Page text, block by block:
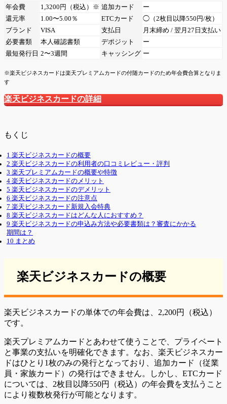
年会費 1,3200円（税込）※ 追加カード
ー
還元率
1.00〜5.00％ ETCカード
◯（2枚目以降550円/枚）
ブランド
VISA 支払日
月末締め / 翌月27日支払い
必要書類
本人確認書類 デポジット
ー
最短発行日 2〜3週間 キャッシング ー
※楽天ビジネスカードは楽天プレミアムカードの付随カードのため年会費合算となりま
す
楽天ビジネスカードの詳細
もくじ
1 楽天ビジネスカードの概要
2 楽天ビジネスカードの利用者の口コミレビュー・評判
3 楽天プレミアムカードの概要や特徴
4 楽天ビジネスカードのメリット
5 楽天ビジネスカードのデメリット
6 楽天ビジネスカードの注意点
7 楽天ビジネスカード新規入会特典
8 楽天ビジネスカードはどんな人におすすめ？
9 楽天ビジネスカードの申込み方法や必要書類は？審査にかかる
期間は？
10 まとめ
楽天ビジネスカードの概要
楽天ビジネスカードの単体での年会費は、2,200円（税込）
です。
楽天プレミアムカードとあわせて使うことで、プライベート
と事業の支払いを明確化できます。なお、楽天ビジネスカー
ドはひとり1枚のみの発行となっており、追加カード（従業
員・家族カード）の発行はできません。しかし、ETCカード
については、2枚目以降550円（税込）の年会費を支払うこと
により複数枚発行が可能となります。